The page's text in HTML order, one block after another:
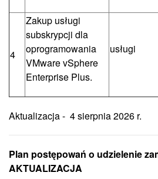
4
Zakup usługi
subskrypcji dla
oprogramowania
VMware vSphere
Enterprise Plus.
usługi
Aktualizacja - 4 sierpnia 2026 r.
Plan postępowań o udzielenie
AKTUALIZACJA